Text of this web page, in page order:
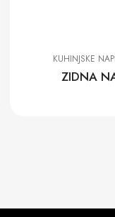
KUHINJSKE
ZIDNA